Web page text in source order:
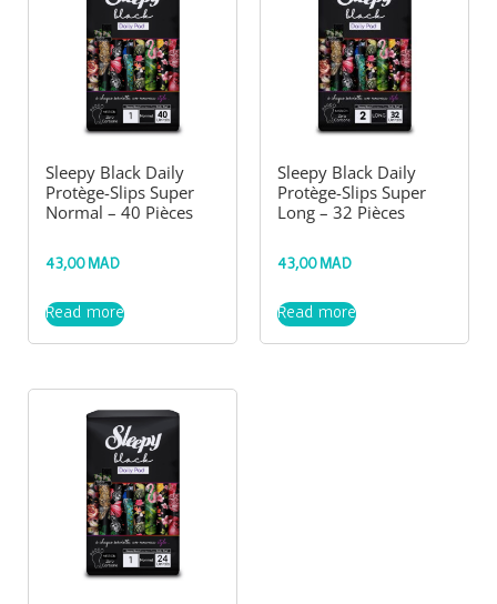
Sleepy Black Daily
Protège-Slips Super
Normal – 40 Pièces
43,00 MAD
Read more
Sleepy Black Daily
Protège-Slips Super
Long – 32 Pièces
43,00 MAD
Read more